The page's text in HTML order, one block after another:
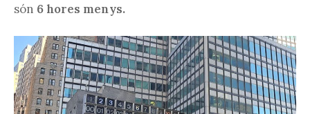
són 6 hores menys.